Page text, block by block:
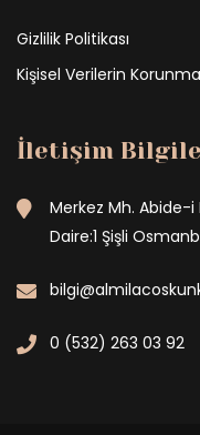
Gizlilik Politikası
Kişisel Verilerin
İletişim
Merkez Mh. Abide-i
Daire:1 Şişli
0 (532) 263 03 92